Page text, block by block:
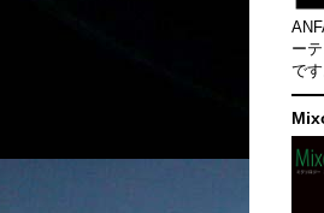
ー
です